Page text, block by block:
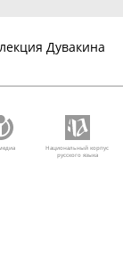
Дувакина
Национальный корпус
русского языка